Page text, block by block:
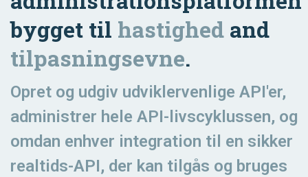
bygget til hastighed and
tilpasningsevne.
Opret og udgiv udviklervenlige API'er,
administrer hele API-livscyklussen, og
omdan enhver integration til en sikker
realtids-API, der kan tilgås og bruges